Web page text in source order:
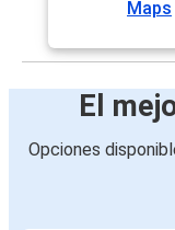
Maps
El
Opciones